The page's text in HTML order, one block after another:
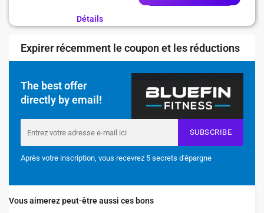
Détails
Expirer récemment le coupon et les réductions
The best offer
directly by email!
SUBSCRIBE
Après votre inscription, vous recevrez 5 secrets d'épargne
Vous aimerez peut-être aussi ces bons